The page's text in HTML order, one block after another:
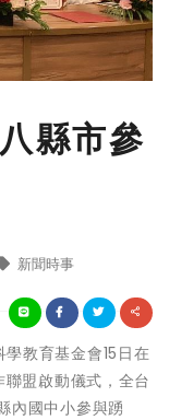
縣市參
新聞時事
教育基金會15日在
盟啟動儀式，全台
內國中小參與踴